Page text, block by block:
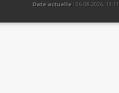
Date actuelle :06-08-2026, 13:11